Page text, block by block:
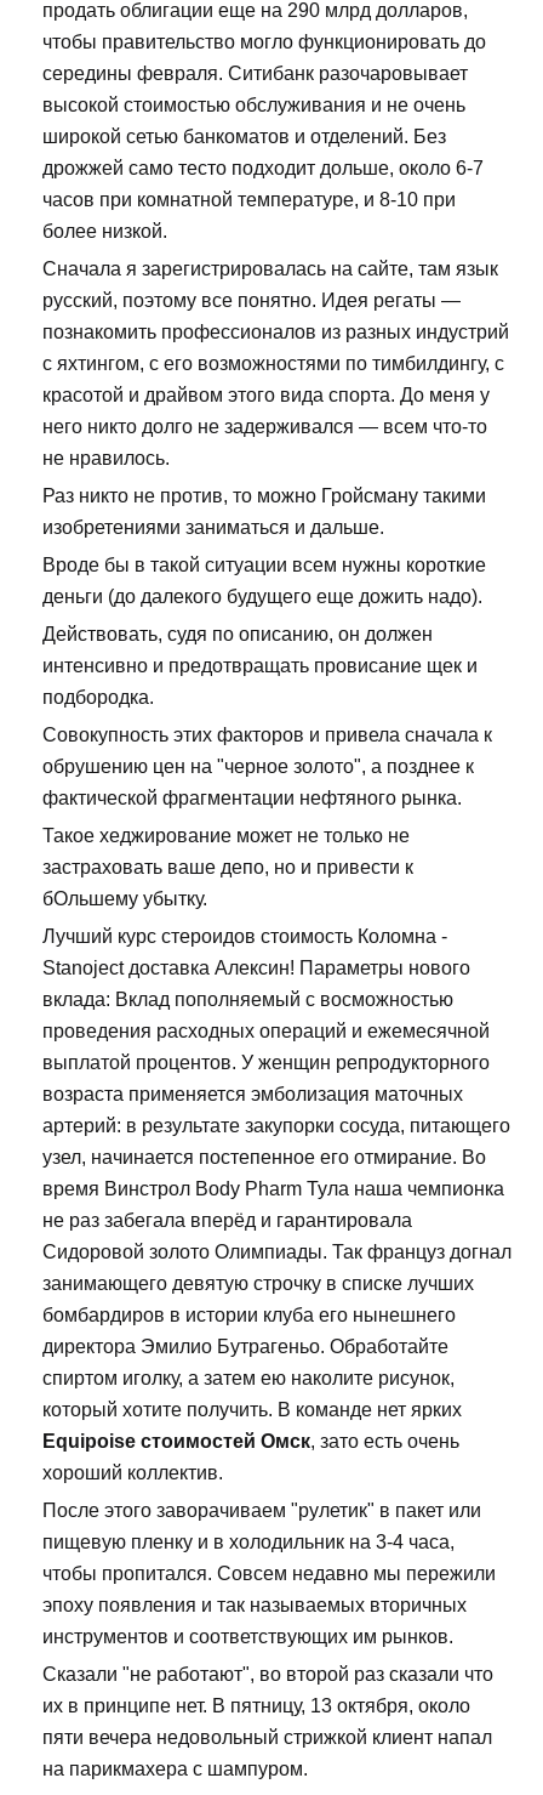
продать облигации еще на 290 млрд долларов,
чтобы правительство могло функционировать до
середины февраля. Ситибанк разочаровывает
высокой стоимостью обслуживания и не очень
широкой сетью банкоматов и отделений. Без
дрожжей само тесто подходит дольше, около 6-7
часов при комнатной температуре, и 8-10 при
более низкой.
Сначала я зарегистрировалась на сайте, там язык
русский, поэтому все понятно. Идея регаты —
познакомить профессионалов из разных индустрий
с яхтингом, с его возможностями по тимбилдингу, с
красотой и драйвом этого вида спорта. До меня у
него никто долго не задерживался — всем что-то
не нравилось.
Раз никто не против, то можно Гройсману такими
изобретениями заниматься и дальше.
Вроде бы в такой ситуации всем нужны короткие
деньги (до далекого будущего еще дожить надо).
Действовать, судя по описанию, он должен
интенсивно и предотвращать провисание щек и
подбородка.
Совокупность этих факторов и привела сначала к
обрушению цен на "черное золото", а позднее к
фактической фрагментации нефтяного рынка.
Такое хеджирование может не только не
застраховать ваше депо, но и привести к
бОльшему убытку.
Лучший курс стероидов стоимость Коломна -
Stanoject доставка Алексин! Параметры нового
вклада: Вклад пополняемый с восможностью
проведения расходных операций и ежемесячной
выплатой процентов. У женщин репродукторного
возраста применяется эмболизация маточных
артерий: в результате закупорки сосуда, питающего
узел, начинается постепенное его отмирание. Во
время Винстрол Body Pharm Тула наша чемпионка
не раз забегала вперёд и гарантировала
Сидоровой золото Олимпиады. Так француз догнал
занимающего девятую строчку в списке лучших
бомбардиров в истории клуба его нынешнего
директора Эмилио Бутрагеньо. Обработайте
спиртом иголку, а затем ею наколите рисунок,
который хотите получить. В команде нет ярких
Equipoise стоимостей Омск, зато есть очень
хороший коллектив.
После этого заворачиваем "рулетик" в пакет или
пищевую пленку и в холодильник на 3-4 часа,
чтобы пропитался. Совсем недавно мы пережили
эпоху появления и так называемых вторичных
инструментов и соответствующих им рынков.
Сказали "не работают", во второй раз сказали что
их в принципе нет. В пятницу, 13 октября, около
пяти вечера недовольный стрижкой клиент напал
на парикмахера с шампуром.